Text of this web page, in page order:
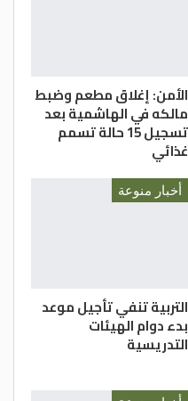
الأمن: إغلاق مطعم وضبط
مالكه في الهاشمية بعد
تسجيل 15 حالة تسمم
غذائي
أخبار منوعة
التربية تنفي تأجيل موعد
بدء دوام الهيئات
التدريسية